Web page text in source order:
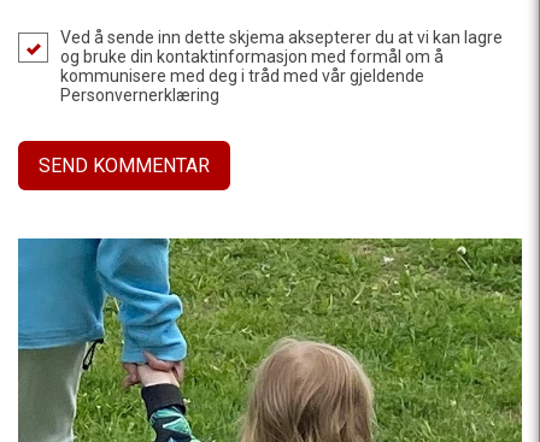
Ved å sende inn dette skjema aksepterer du at vi kan lagre
og bruke din kontaktinformasjon med formål om å
kommunisere med deg i tråd med vår gjeldende
Personvernerklæring